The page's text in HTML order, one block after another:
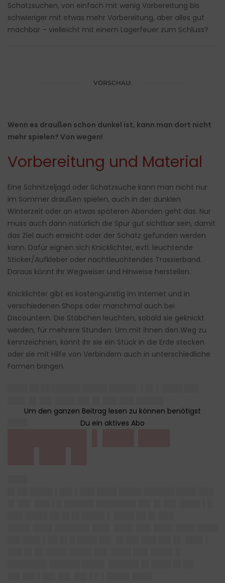
Schatzsuchen, von einfach mit wenig Vorbereitung bis
schwieriger mit etwas mehr Vorbereitung, aber alles gut
machbar – vielleicht mit einem Lagerfeuer zum Schluss?
VORSCHAU:
Wenn es draußen schon dunkel ist, kann man dort nicht
mehr spielen? Von wegen!
Vorbereitung und Material
Eine Schnitzeljagd oder Schatzsuche kann man nicht nur
im Sommer draußen spielen, auch in der dunklen
Winterzeit oder an etwas späteren Abenden geht das. Nur
muss auch dann natürlich die Spur gut sichtbar sein, damit
das Ziel auch erreicht oder der Schatz gefunden werden
kann. Dafür eignen sich Knicklichter, evtl. leuchtende
Sticker/Aufkleber oder nachtleuchtendes Trassierband.
Daraus könnt ihr Wegweiser und Hinweise herstellen.
Knicklichter gibt es kostengünstig im Internet und in
verschiedenen Shops oder manchmal auch bei
Discountern. Die Stäbchen leuchten, sobald sie geknickt
werden, für mehrere Stunden. Um mit ihnen den Weg zu
kennzeichnen, könnt ihr sie ein Stück in die Erde stecken
oder sie mit Hilfe von Verbindern auch in unterschiedliche
Formen bringen.